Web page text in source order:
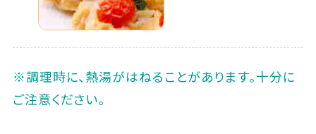
※調理時に、熱湯がはねることがあります。十分に
ご注意ください。